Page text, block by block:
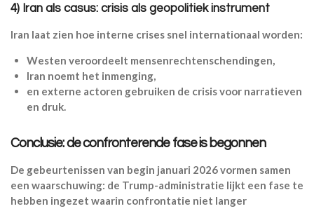
4) Iran als casus: crisis als geopolitiek instrument
Iran laat zien hoe interne crises snel internationaal worden:
Westen veroordeelt mensenrechtenschendingen,
Iran noemt het inmenging,
en externe actoren gebruiken de crisis voor narratieven
en druk.
Conclusie: de confronterende fase is begonnen
De gebeurtenissen van begin januari 2026 vormen samen
een waarschuwing: de Trump-administratie lijkt een fase te
hebben ingezet waarin confrontatie niet langer